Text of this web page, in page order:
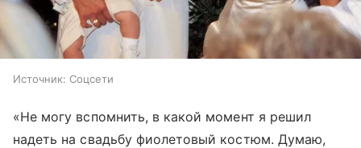
Источник: Соцсети
«Не могу вспомнить, в какой момент я решил
надеть на свадьбу фиолетовый костюм. Думаю,